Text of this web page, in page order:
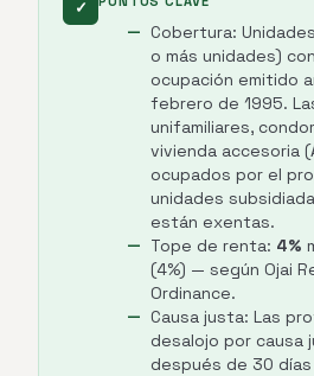
✓
Cobertura:
o más unidades)
ocupación emitido
febrero de 1995.
unifamiliares,
vivienda accesoria
ocupados por el
unidades
están exentas.
Tope de renta: 4%
(4%) — según Ojai
Ordinance.
Causa justa: Las
desalojo por causa
después de 30